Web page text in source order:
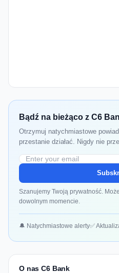
Bądź na bieżąco z C6
Otrzymuj natychmiastowe
przestanie działać. Nigdy nie
Szanujemy Twoją prywatność.
dowolnym momencie.
🔔 Natychmiastowe alerty✅
O nas C6 Bank